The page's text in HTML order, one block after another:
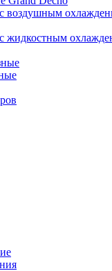
воздушным
жидкостным